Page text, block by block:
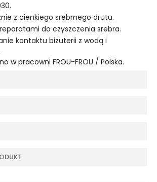
z cienkiego srebrnego drutu.
do czyszczenia srebra.
kontaktu biżuterii z wodą i
w pracowni FROU-FROU / Polska.